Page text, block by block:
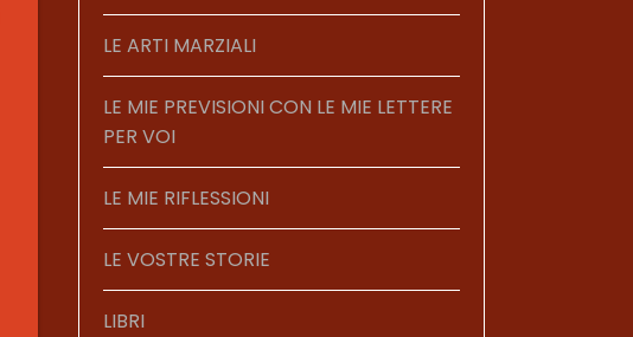
LE ARTI MARZIALI
LE MIE PREVISIONI CON LE MIE LETTERE
PER VOI
LE MIE RIFLESSIONI
LE VOSTRE STORIE
LIBRI